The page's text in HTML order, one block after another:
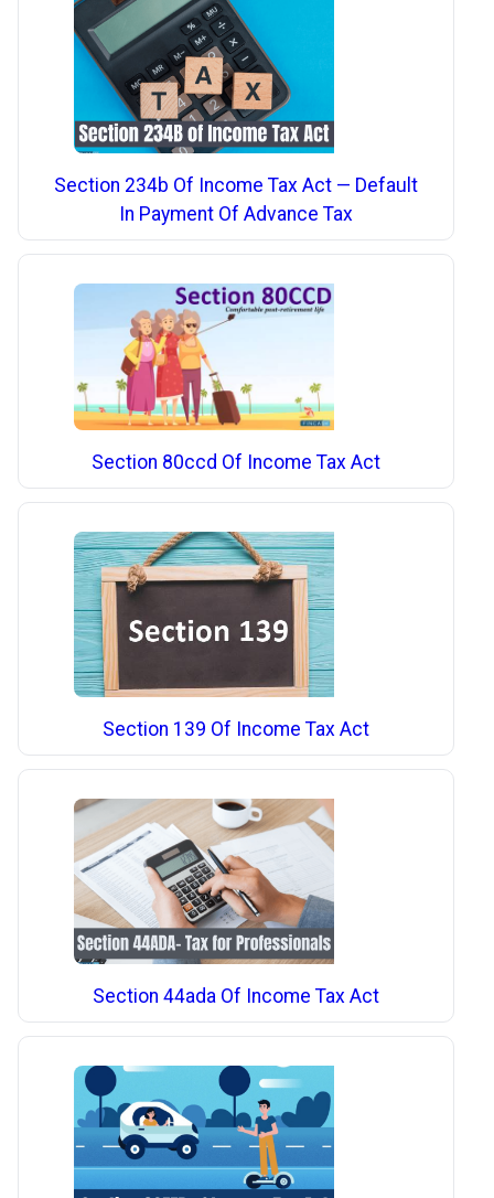
Section 234b Of Income Tax Act — Default
In Payment Of Advance Tax
Section 80ccd Of Income Tax Act
Section 139 Of Income Tax Act
Section 44ada Of Income Tax Act